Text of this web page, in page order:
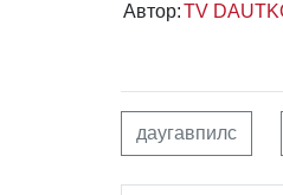
Автор:TV
даугавпилс